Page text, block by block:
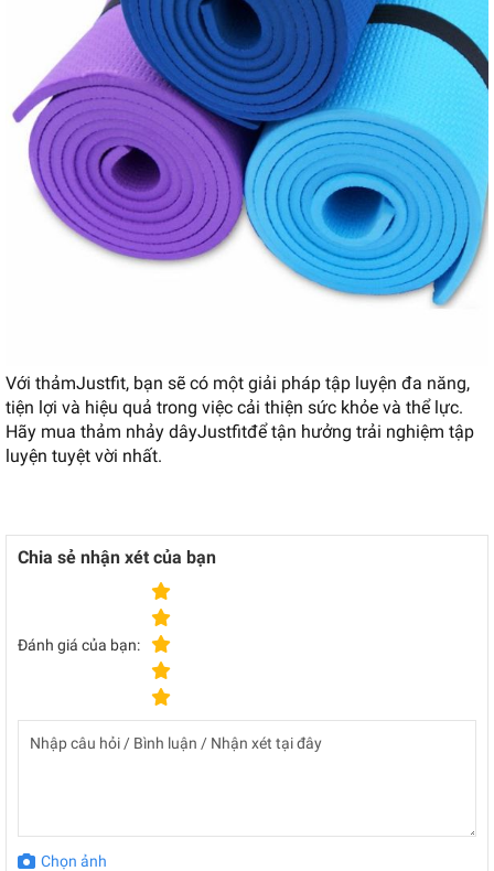
Với thảmJustfit, bạn sẽ có một giải pháp tập luyện đa năng,
tiện lợi và hiệu quả trong việc cải thiện sức khỏe và thể lực.
Hãy mua thảm nhảy dâyJustfitđể tận hưởng trải nghiệm tập
luyện tuyệt vời nhất.
Chia sẻ nhận xét của bạn
Đánh giá của bạn:
Chọn ảnh